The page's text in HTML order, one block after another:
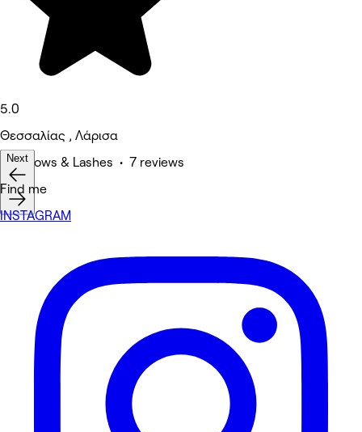
5.0
Θεσσαλίας , Λάρισα
Eyebrows & Lashes • 7 reviews
Next
Find me
INSTAGRAM